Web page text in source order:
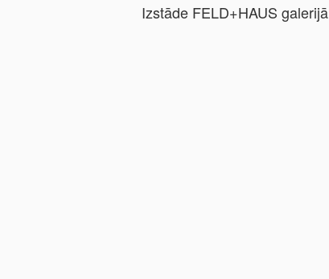
Izstāde FELD+HAUS galerijā